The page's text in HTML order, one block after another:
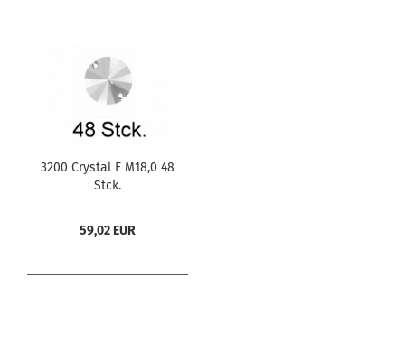
3200 Crystal F M18,0 48
Stck.
59,02 EUR